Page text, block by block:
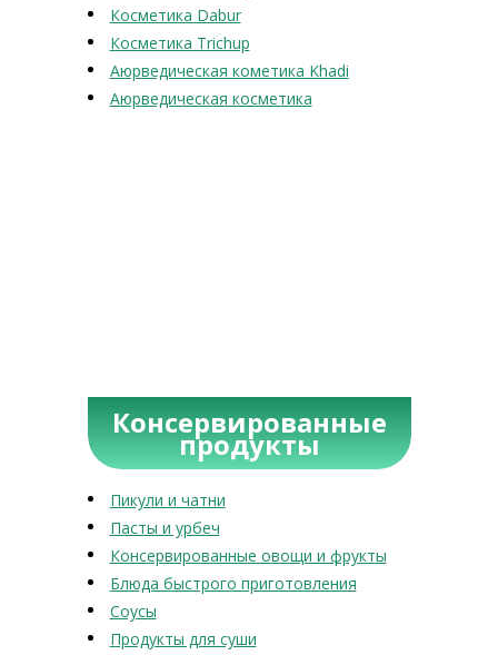
Косметика Dabur
Косметика Trichup
Аюрведическая кометика Khadi
Аюрведическая косметика
Консервированные
продукты
Пикули и чатни
Пасты и урбеч
Консервированные овощи и фрукты
Блюда быстрого приготовления
Соусы
Продукты для суши